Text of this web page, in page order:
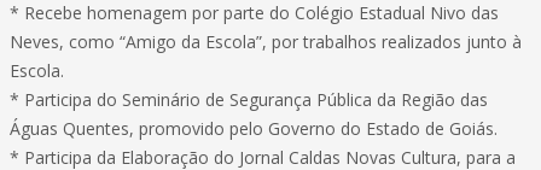
* Recebe homenagem por parte do Colégio Estadual Nivo das
Neves, como “Amigo da Escola”, por trabalhos realizados junto à
Escola.
* Participa do Seminário de Segurança Pública da Região das
Águas Quentes, promovido pelo Governo do Estado de Goiás.
* Participa da Elaboração do Jornal Caldas Novas Cultura, para a